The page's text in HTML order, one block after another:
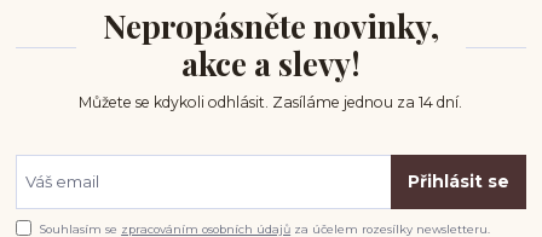
Nepropásněte novinky,
akce a slevy!
Můžete se kdykoli odhlásit. Zasíláme jednou za 14 dní.
Přihlásit se
Souhlasím se zpracováním osobních údajů za účelem rozesílky newsletteru.